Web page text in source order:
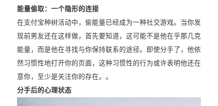
能量偷取：一个隐形的连接
在支付宝种树活动中，偷能量已经成为一种社交游戏。当你发
现前男友还在这样做，首先要知道，这可能不是他在乎那几克
能量，而是他在寻找与你保持联系的途径。即使分手了，他依
然习惯性地打开你的页面，这种习惯性的行为或许表明他还在
意你，至少是关注你的存在。。
分手后的心理状态